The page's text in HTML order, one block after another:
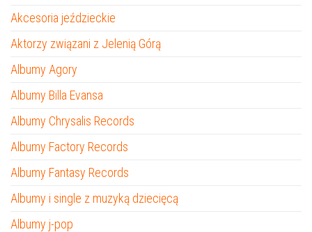
Akcesoria jeździeckie
Aktorzy związani z Jelenią Górą
Albumy Agory
Albumy Billa Evansa
Albumy Chrysalis Records
Albumy Factory Records
Albumy Fantasy Records
Albumy i single z muzyką dziecięcą
Albumy j-pop